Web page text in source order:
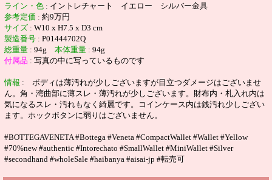
ライン・色 : イントレチャート イエロー シルバー金具
参考定価 : 約9万円
サイズ : W10 x H7.5 x D3 cm
製造番号 : P01444702Q
総重量 : 94g 本体重量 : 94g
付属品 : 写真の中に写っているものです
情報 : ボディは薄汚れが少しございますが目立つダメージはございませ
ん。角・湾曲部に薄スレ・薄汚れが少しございます。財布内・札入れ内は
気になるスレ・汚れもなく綺麗です。コインケース内は銭汚れ少しござい
ます。ホックボタンに弱りはございません。
#BOTTEGAVENETA #Bottega #Veneta #CompactWallet #Wallet #Yellow
#70%new #authentic #Intorechato #SmallWallet #MiniWallet #Silver
#secondhand #wholeSale #haibanya #aisai-jp #転売可